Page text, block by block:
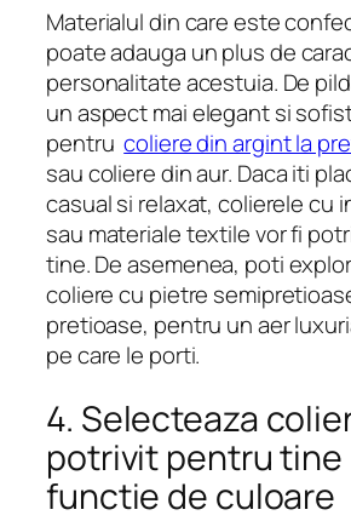
Materialul din care este
poate adauga un plus de
personalitate acestuia. De
un aspect mai elegant si
pentrucoliere din argint la
sau coliere din aur. Daca iti
casual si relaxat, colierele cu
sau materiale textile vor fi
tine. De asemenea, poti
coliere cu pietre
pretioase, pentru un aer
pe care le porti.
4. Selecteaza
potrivit pentru tine
functie de culoare